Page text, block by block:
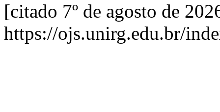
[citado 7º de agosto de
https://ojs.unirg.edu.br/